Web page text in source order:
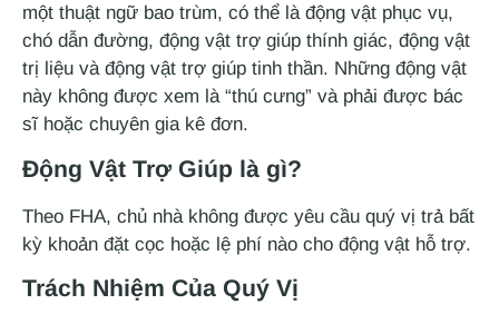
một thuật ngữ bao trùm, có thể là động vật phục vụ,
chó dẫn đường, động vật trợ giúp thính giác, động vật
trị liệu và động vật trợ giúp tinh thần. Những động vật
này không được xem là “thú cưng” và phải được bác
sĩ hoặc chuyên gia kê đơn.
Động Vật Trợ Giúp là gì?
Theo FHA, chủ nhà không được yêu cầu quý vị trả bất
kỳ khoản đặt cọc hoặc lệ phí nào cho động vật hỗ trợ.
Trách Nhiệm Của Quý Vị